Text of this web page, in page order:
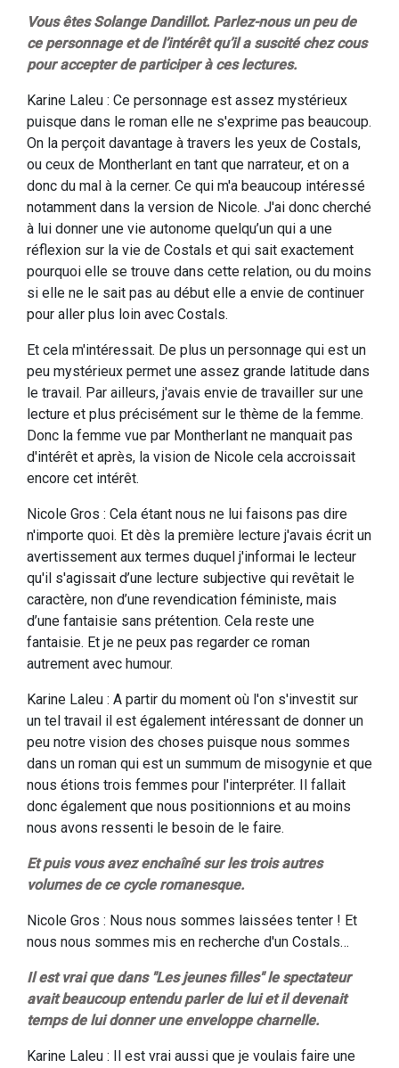
Vous êtes Solange Dandillot. Parlez-nous un peu de
ce personnage et de l’intérêt qu’il a suscité chez cous
pour accepter de participer à ces lectures.
Karine Laleu : Ce personnage est assez mystérieux
puisque dans le roman elle ne s'exprime pas beaucoup.
On la perçoit davantage à travers les yeux de Costals,
ou ceux de Montherlant en tant que narrateur, et on a
donc du mal à la cerner. Ce qui m'a beaucoup intéressé
notamment dans la version de Nicole. J'ai donc cherché
à lui donner une vie autonome quelqu’un qui a une
réflexion sur la vie de Costals et qui sait exactement
pourquoi elle se trouve dans cette relation, ou du moins
si elle ne le sait pas au début elle a envie de continuer
pour aller plus loin avec Costals.
Et cela m'intéressait. De plus un personnage qui est un
peu mystérieux permet une assez grande latitude dans
le travail. Par ailleurs, j'avais envie de travailler sur une
lecture et plus précisément sur le thème de la femme.
Donc la femme vue par Montherlant ne manquait pas
d'intérêt et après, la vision de Nicole cela accroissait
encore cet intérêt.
Nicole Gros : Cela étant nous ne lui faisons pas dire
n'importe quoi. Et dès la première lecture j'avais écrit un
avertissement aux termes duquel j'informai le lecteur
qu'il s'agissait d’une lecture subjective qui revêtait le
caractère, non d’une revendication féministe, mais
d’une fantaisie sans prétention. Cela reste une
fantaisie. Et je ne peux pas regarder ce roman
autrement avec humour.
Karine Laleu : A partir du moment où l'on s'investit sur
un tel travail il est également intéressant de donner un
peu notre vision des choses puisque nous sommes
dans un roman qui est un summum de misogynie et que
nous étions trois femmes pour l'interpréter. Il fallait
donc également que nous positionnions et au moins
nous avons ressenti le besoin de le faire.
Et puis vous avez enchaîné sur les trois autres
volumes de ce cycle romanesque.
Nicole Gros : Nous nous sommes laissées tenter ! Et
nous nous sommes mis en recherche d'un Costals…
Il est vrai que dans "Les jeunes filles" le spectateur
avait beaucoup entendu parler de lui et il devenait
temps de lui donner une enveloppe charnelle.
Karine Laleu : Il est vrai aussi que je voulais faire une